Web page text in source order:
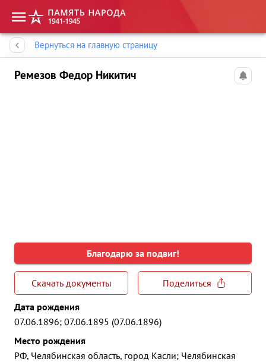
Вернуться на главную страницу
Ремезов Федор Никитич
Благодарю за подвиг!
Скачать документы
Поделиться
Дата рождения
07.06.1896; 07.06.1895 (07.06.1896)
Место рождения
РФ, Челябинская область, город Касли; Челябинская
Память народа